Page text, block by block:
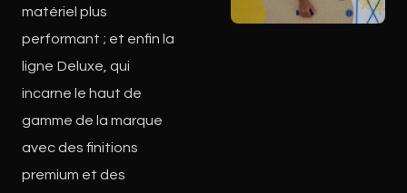
matériel plus
performant ; et enfin la
ligne Deluxe, qui
incarne le haut de
gamme de la marque
avec des finitions
premium et des